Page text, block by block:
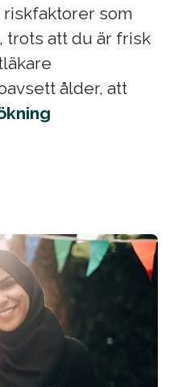
som
trots att du är frisk
ålder, att